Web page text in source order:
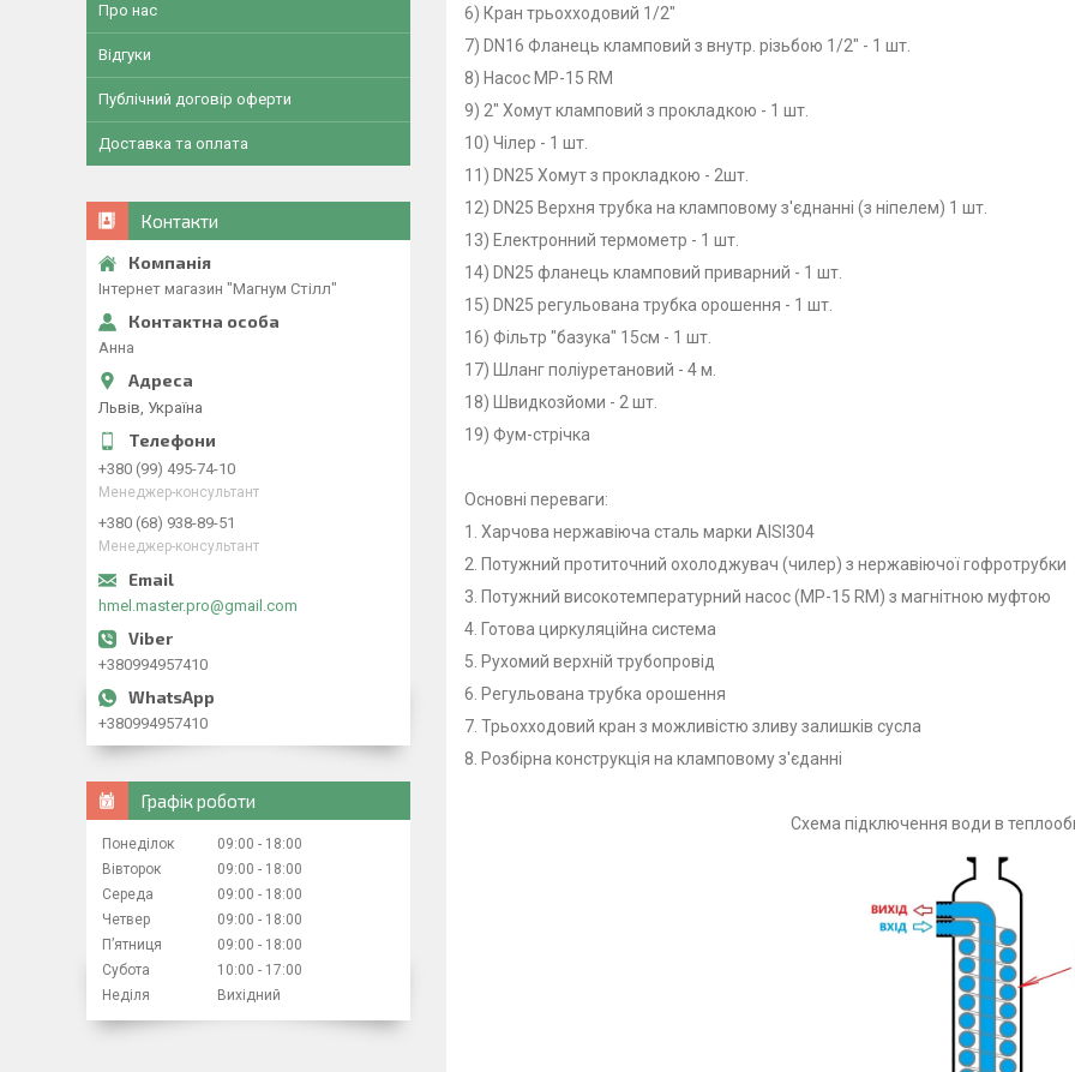
6) Кран трьохходовий 1/2"
7) DN16 Фланець кламповий з внутр. різьбою 1/2" - 1 шт.
8) НасосMP-15 RM
9) 2" Хомут кламповий з прокладкою - 1 шт.
10) Чілер - 1 шт.
11) DN25 Хомут з прокладкою - 2шт.
12) DN25 Верхня трубка на кламповому з'єднанні (з ніпелем) 1 шт.
13) Електронний термометр - 1 шт.
14) DN25 фланець кламповий приварний - 1 шт.
15) DN25 регульована трубка орошення - 1 шт.
16) Фільтр "базука" 15см - 1 шт.
17) Шланг поліуретановий - 4 м.
18) Швидкозйоми - 2 шт.
19) Фум-стрічка
Основні переваги:
1. Харчова нержавіюча сталь марки AISI304
2. Потужний протиточний охолоджувач (чилер) з нержавіючої гофротрубки
3. Потужний високотемпературний насос (MP-15 RM) з магнітною муфтою
4. Готова циркуляційна система
5. Рухомий верхній трубопровід
6. Регульована трубка орошення
7. Трьохходовий кран з можливістю зливу залишків сусла
8. Розбірна конструкція на кламповому з'єданні
Схема підключення води в
Про нас
Відгуки
Публічний договір оферти
Доставка та оплата
Контакти
Інтернет магазин "Магнум Стілл"
Анна
Львів, Україна
+380 (99) 495-74-10
Менеджер-консультант
+380 (68) 938-89-51
Менеджер-консультант
hmel.master.pro@gmail.com
+380994957410
+380994957410
Графік роботи
Понеділок 09:00
18:00
Вівторок
09:00
18:00
Середа
09:00
18:00
Четвер
09:00
18:00
Пʼятниця
09:00
18:00
Субота
10:00
17:00
Неділя
Вихідний